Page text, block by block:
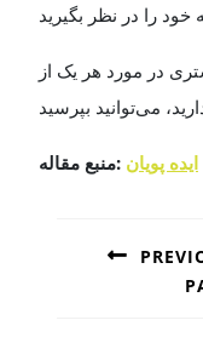
خود را در نظر بگیرید
در مورد هر یک از
می‌توانید بپرسید
منبع مقاله: ایده پویان